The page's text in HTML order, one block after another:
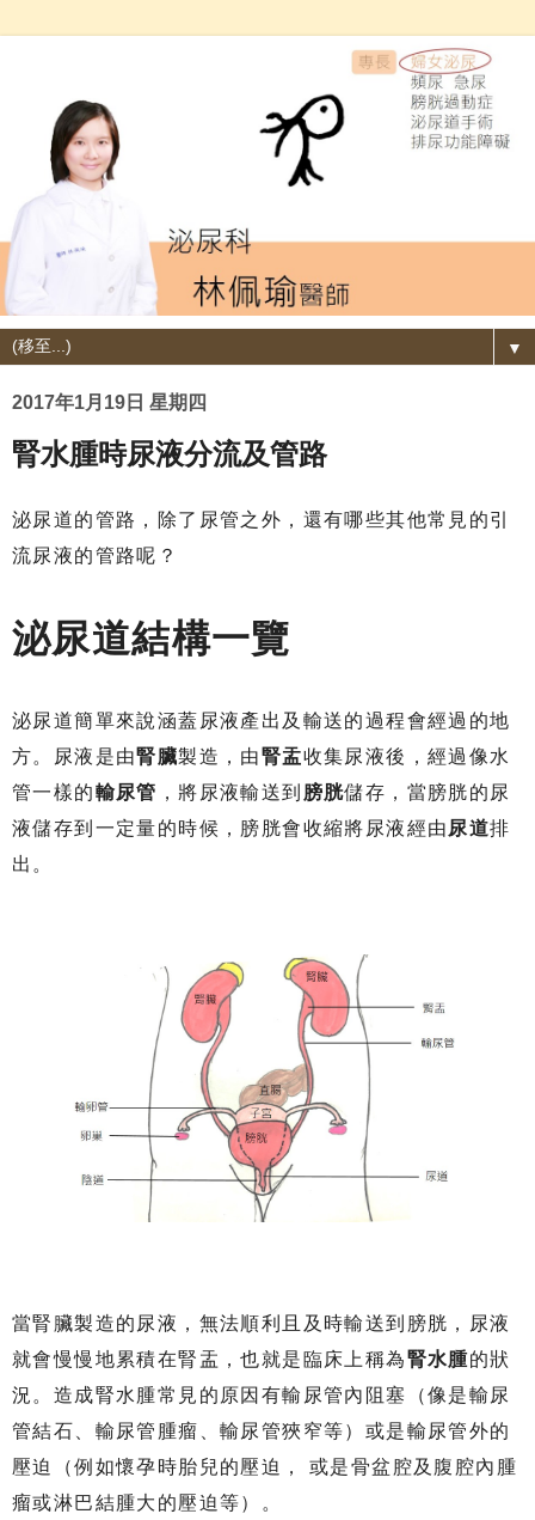
▼
2017年1月19日 星期四
腎水腫時尿液分流及管路
泌尿道的管路，除了尿管之外，還有哪些其他常見的引
流尿液的管路呢？
泌尿道結構一覽
泌尿道簡單來說涵蓋尿液產出及輸送的過程會經過的地
方。尿液是由腎臟製造，由腎盂收集尿液後，經過像水
管一樣的輸尿管 ，將尿液輸送到 膀胱儲存，當膀胱的尿
液儲存到一定量的時候，膀胱會收縮將尿液經由 尿道排
出。
當腎臟製造的尿液，無法順利且及時輸送到膀胱，尿液
就會慢慢地累積在腎盂，也就是臨床上稱為腎水腫的狀
況。造成腎水腫常見的原因有輸尿管內阻塞（像是輸尿
管結石、輸尿管腫瘤、輸尿管狹窄等）或是輸尿管外的
壓迫（例如懷孕時胎兒的壓迫， 或是骨盆腔及腹腔內腫
瘤或淋巴結腫大的壓迫等）。